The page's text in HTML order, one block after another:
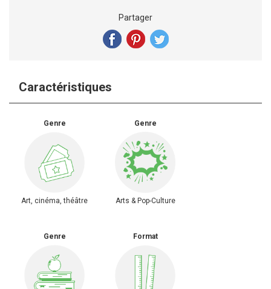
Partager
Caractéristiques
Genre
Art, cinéma, théâtre
Genre
Arts & Pop-Culture
Genre Format